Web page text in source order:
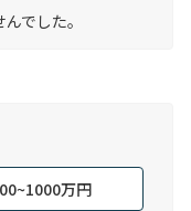
でした。
万円